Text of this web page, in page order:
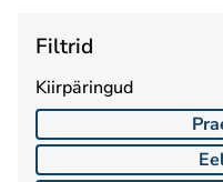
Filtrid
Kiirpäringud